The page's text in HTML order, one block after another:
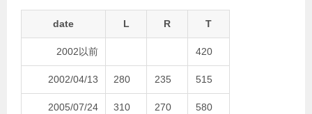
date L R T
2002以前 420
2002/04/13 280 235 515
2005/07/24 310 270 580